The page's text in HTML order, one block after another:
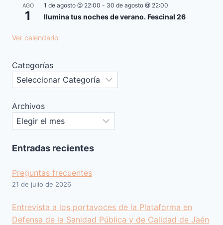
AGO
1
1 de agosto @ 22:00 - 30 de agosto @ 22:00
Ilumina tus noches de verano. Fescinal 26
Ver calendario
Categorías
Archivos
Entradas recientes
Preguntas frecuentes
21 de julio de 2026
Entrevista a los portavoces de la Plataforma en
Defensa de la Sanidad Pública y de Calidad de Jaén